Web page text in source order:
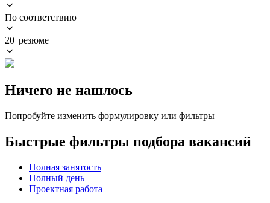
По соответствию
20 резюме
Ничего не нашлось
Попробуйте изменить формулировку или фильтры
Быстрые фильтры подбора вакансий
Полная занятость
Полный день
Проектная работа